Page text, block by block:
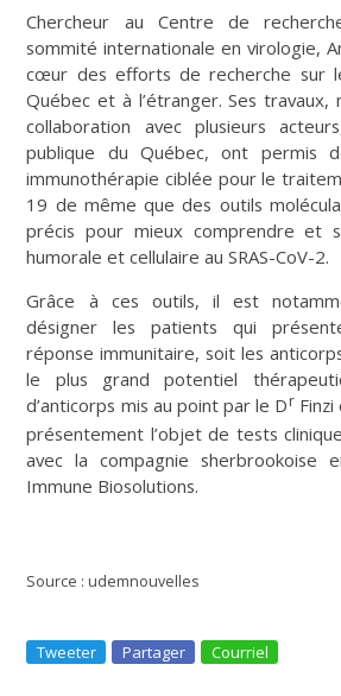
Chercheur au Centre de
sommité internationale en virologie,
cœur des efforts de recherche sur le
Québec et à l’étranger. Ses
collaboration avec plusieurs
publique du Québec, ont permis
immunothérapie ciblée pour le
19 de même que des outils
précis pour mieux comprendre et
humorale et cellulaire au SRAS-CoV-2.
Grâce à ces outils, il est
désigner les patients qui
réponse immunitaire, soit les
le plus grand potentiel
d’anticorps mis au point par le DrFinzi
présentement l’objet de tests
avec la compagnie sherbrookoise
Immune Biosolutions.
Source : udemnouvelles
Tweeter Partager Courriel